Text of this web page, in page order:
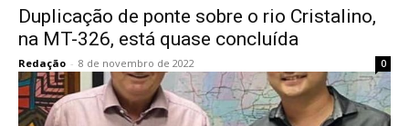
Duplicação de ponte sobre o rio Cristalino,
na MT-326, está quase concluída
Redação - 8 de novembro de 2022 0